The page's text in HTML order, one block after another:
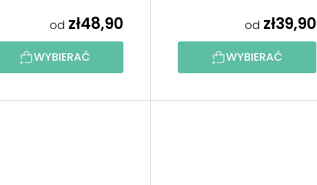
od zł48,90
WYBIERAĆ
od zł39,90
WYBIERAĆ